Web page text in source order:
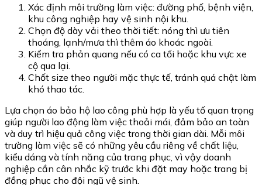
Xác định môi trường làm việc: đường phố, bệnh viện,
khu công nghiệp hay vệ sinh nội khu.
Chọn độ dày vải theo thời tiết: nóng thì ưu tiên
thoáng, lạnh/mưa thì thêm áo khoác ngoài.
Kiểm tra phản quang nếu có ca tối hoặc khu vực xe
cộ qua lại.
Chốt size theo người mặc thực tế, tránh quá chật làm
khó thao tác.
Lựa chọn áo bảo hộ lao công phù hợp là yếu tố quan trọng
giúp người lao động làm việc thoải mái, đảm bảo an toàn
và duy trì hiệu quả công việc trong thời gian dài. Mỗi môi
trường làm việc sẽ có những yêu cầu riêng về chất liệu,
kiểu dáng và tính năng của trang phục, vì vậy doanh
nghiệp cần cân nhắc kỹ trước khi đặt may hoặc trang bị
đồng phục cho đội ngũ vệ sinh.